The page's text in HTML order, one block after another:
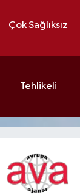
Çok Sağlıksız
Tehlikeli